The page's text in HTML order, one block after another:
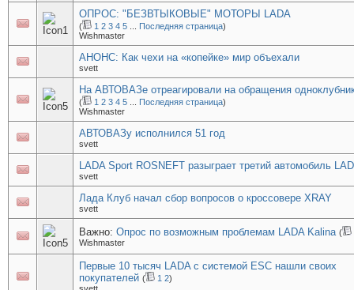
ОПРОС: "БЕЗВТЫКОВЫЕ" МОТОРЫ LADA
( 1 2 3 4 5 Последняя страница)
Wishmaster
АНОНС: Как чехи на «копейке» мир объехали
svett
На АВТОВАЗе отреагировали на обращения
( 1 2 3 4 5 Последняя страница)
Wishmaster
АВТОВАЗу исполнился 51 год
svett
LADA Sport ROSNEFT разыграет третий автомобиль
svett
Лада Клуб начал сбор вопросов о кроссовере XRAY
svett
Важно: Опрос по возможным проблемам LADA Kalina (
Wishmaster
Первые 10 тысяч LADA с системой ESC нашли своих
покупателей ( 1 2)